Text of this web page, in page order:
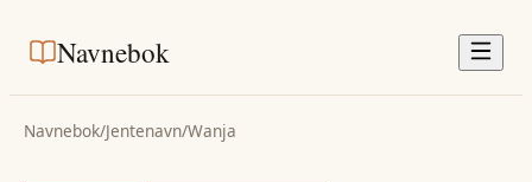
Navnebok
Navnebok/Jentenavn/Wanja